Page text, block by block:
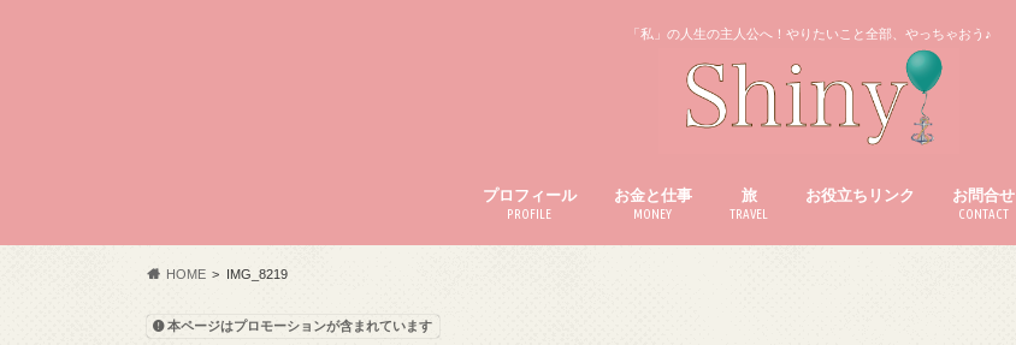
「私」の人生の主人公へ！やりたいこと全部、やっちゃおう♪
プロフィール
PROFILE
お金と仕事
MONEY
旅
TRAVEL
お役立ちリンク お問合せ
CONTACT
HOME IMG_8219
本ページはプロモーションが含まれています